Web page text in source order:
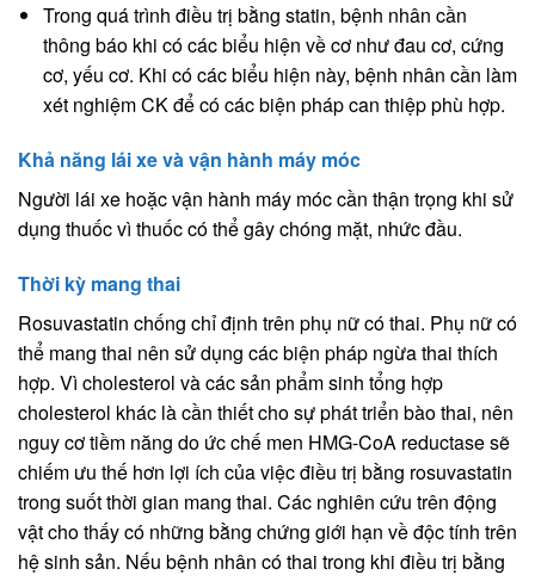
Trong quá trình điều trị bằng statin, bệnh nhân cần
thông báo khi có các biểu hiện về cơ như đau cơ, cứng
cơ, yếu cơ. Khi có các biểu hiện này, bệnh nhân cần làm
xét nghiệm CK để có các biện pháp can thiệp phù hợp.
Khả năng lái xe và vận hành máy móc
Người lái xe hoặc vận hành máy móc cần thận trọng khi sử
dụng thuốc vì thuốc có thể gây chóng mặt, nhức đầu.
Thời kỳ mang thai
Rosuvastatin chống chỉ định trên phụ nữ có thai. Phụ nữ có
thể mang thai nên sử dụng các biện pháp ngừa thai thích
hợp. Vì cholesterol và các sản phẩm sinh tổng hợp
cholesterol khác là cần thiết cho sự phát triển bào thai, nên
nguy cơ tiềm năng do ức chế men HMG-CoA reductase sẽ
chiếm ưu thế hơn lợi ích của việc điều trị bằng rosuvastatin
trong suốt thời gian mang thai. Các nghiên cứu trên động
vật cho thấy có những bằng chứng giới hạn về độc tính trên
hệ sinh sản. Nếu bệnh nhân có thai trong khi điều trị bằng